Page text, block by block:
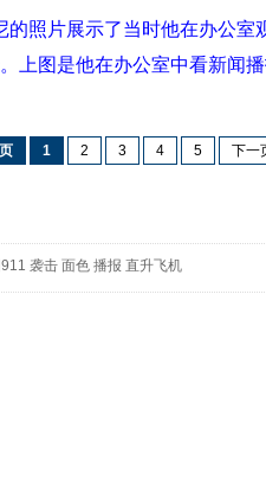
照片展示了当时他在办公室
上图是他在办公室中看新闻
1 2 3 4 5 下一
袭击 面色 播报 直升飞机